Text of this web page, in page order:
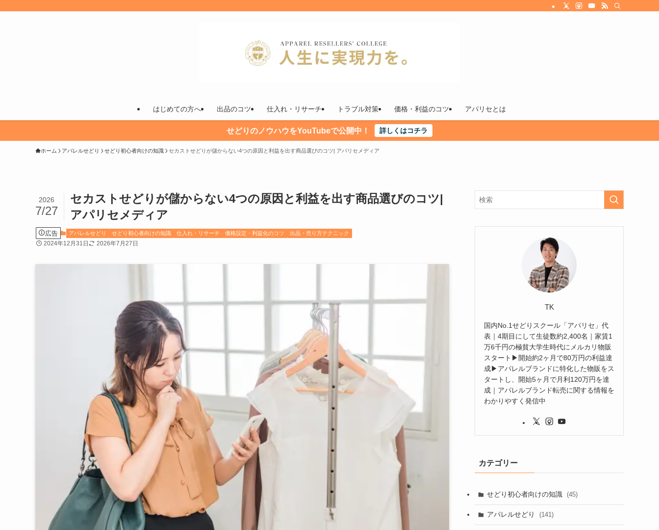
はじめての方へ 出品のコツ 仕入れ・リサーチ トラブル対策 価格・利益のコツ アパリセとは
せどりのノウハウをYouTubeで公開中！ 詳しくはコチラ
ホーム アパレルせどり せどり初心者向けの知識 セカストせどりが儲からない4つの原因と利益を出す商品選びのコツ| アパリセメディア
セカストせどりが儲からない4つの原因と利益を出す商品選びのコツ|
アパリセメディア
2026
7/27
広告 アパレルせどり せどり初心者向けの知識 仕入れ・リサーチ 価格設定・利益化のコツ 出品・売り方テクニック
2024年12月31日 2026年7月27日
TK
国内No.1せどりスクール「アパリセ」代
表｜4期目にして生徒数約2,400名｜家賃1
万6千円の極貧大学生時代にメルカリ物販
スタート▶︎開始約2ヶ月で80万円の利益達
成▶︎アパレルブランドに特化した物販をス
タートし、開始5ヶ月で月利120万円を達
成｜アパレルブランド転売に関する情報を
わかりやすく発信中
カテゴリー
せどり初心者向けの知識 (45)
アパレルせどり (141)